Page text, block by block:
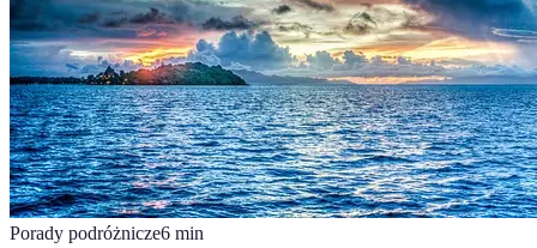
Porady podróżnicze6 min